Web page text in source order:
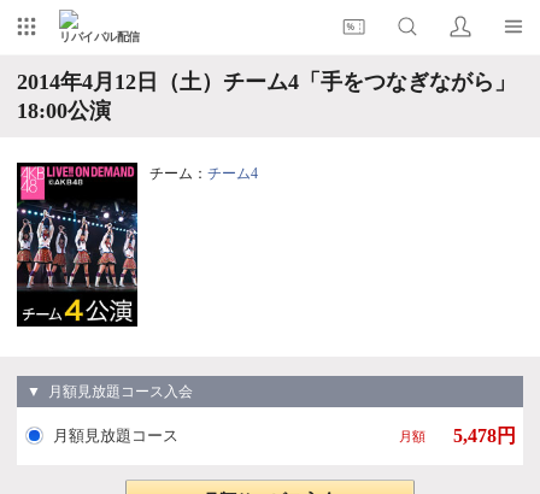
リバイバル配信
2014年4月12日（土）チーム4「手をつなぎながら」
18:00公演
チーム： チーム4
▼ 月額見放題コース入会
月額見放題コース 月額 5,478円